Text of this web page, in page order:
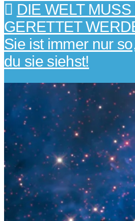
DIE WELT
GERETTET
Sie ist immer nur
du sie siehst!